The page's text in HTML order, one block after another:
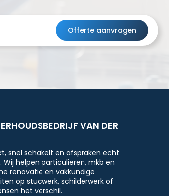
Offerte aanvragen
VAN DER
snel schakelt en afspraken echt
helpen particulieren, mkb en
renovatie en vakkundige
op stucwerk, schilderwerk of
het verschil.